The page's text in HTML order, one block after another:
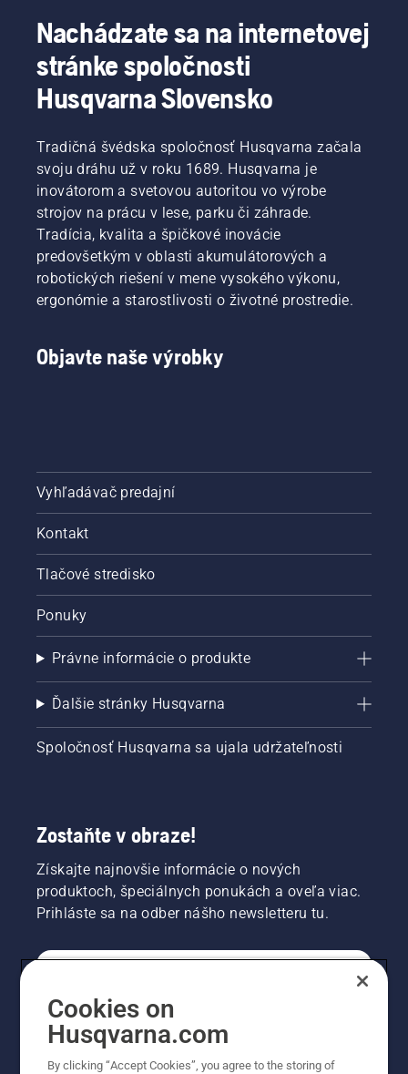
Nachádzate sa na internetovej
stránke spoločnosti
Husqvarna Slovensko
Tradičná švédska spoločnosť Husqvarna začala
svoju dráhu už v roku 1689. Husqvarna je
inovátorom a svetovou autoritou vo výrobe
strojov na prácu v lese, parku či záhrade.
Tradícia, kvalita a špičkové inovácie
predovšetkým v oblasti akumulátorových a
robotických riešení v mene vysokého výkonu,
ergonómie a starostlivosti o životné prostredie.
Objavte naše výrobky
Vyhľadávač predajní
Kontakt
Tlačové stredisko
Ponuky
Právne informácie o produkte
Ďalšie stránky Husqvarna
Spoločnosť Husqvarna sa ujala udržateľnosti
Zostaňte v obraze!
Získajte najnovšie informácie o nových
produktoch, špeciálnych ponukách a oveľa viac.
Prihláste sa na odber nášho newsletteru tu.
PROFESIONÁLNE
Cookies on
Husqvarna.com
By clicking “Accept Cookies”, you agree to the storing of